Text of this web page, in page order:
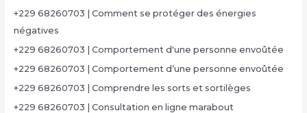
+229 68260703 | Comment se protéger des énergies
négatives
+229 68260703 | Comportement d'une personne envoûtée
+229 68260703 | Comportement d’une personne envoûtée
+229 68260703 | Comprendre les sorts et sortilèges
+229 68260703 | Consultation en ligne marabout